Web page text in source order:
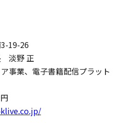
19-26
淡野 正
事業、電子書籍配信プラット